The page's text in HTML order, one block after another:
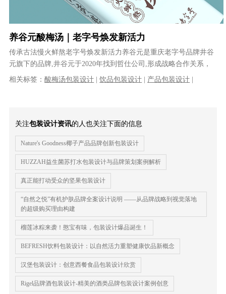
养谷元酸梅汤｜老字号焕发新活力
传承古法慢火鲜熬老字号焕发新活力养谷元是重庆老字号品牌井谷
元旗下的品牌,井谷元于2020年找到哲仕公司,形成战略合作关系，
哲仕为井谷元整体策划并设计了......
相关标签：酸梅汤包装设计 |饮品包装设计 产品包装设计
关注包装设计资讯的人也关注下面的信息
Nature's Goodness椰子产品品牌创新包装设计
HUZZAH益生菌苏打水包装设计与品牌策划案例解析
真正能打动受众的坚果包装设计
“自然之悦”有机护肤品牌全案设计说明 ——从品牌战略到视觉落地
的超级购买理由构建
榴莲冰粽来袭！憨宝有味，包装设计爆品诞生！
BEFRESH饮料包装设计：以自然活力重塑健康饮品新概念
汉堡包装设计：创意西餐食品包装设计欣赏
Rigel品牌酒包装设计-精美的酒类品牌包装设计案例创意